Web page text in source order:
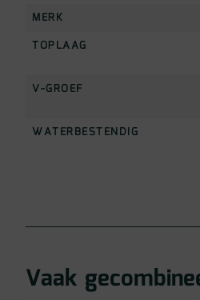
MERK
TOPLAAG
V-GROEF
WATERBESTENDIG
Vaak